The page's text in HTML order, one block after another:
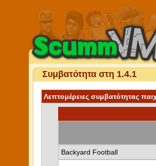
Συμβατότητα στη 1.4.1
Λεπτομέρειες συμβατότητας
Backyard Football